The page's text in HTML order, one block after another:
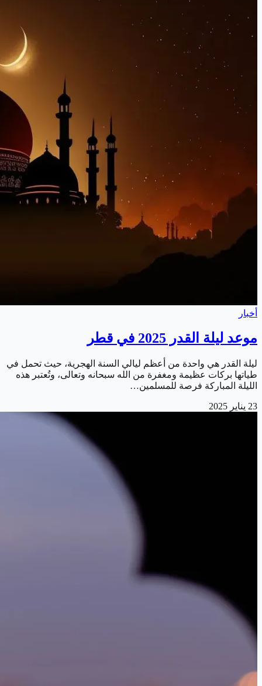
أخبار
موعد ليلة القدر 2025 في قطر
ليلة القدر هي واحدة من أعظم ليالي السنة الهجرية، حيث تحمل في
طياتها بركات عظيمة ومغفرة من الله سبحانه وتعالى، وتُعتبر هذه
الليلة المباركة فرصة للمسلمين…
23 يناير 2025